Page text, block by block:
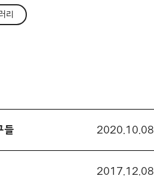
리
들 2020.10.08
2017.12.08